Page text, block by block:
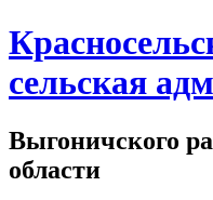
сельская
Выгоничского
области